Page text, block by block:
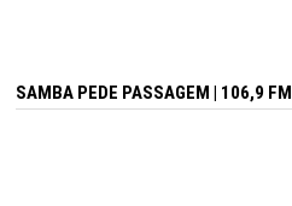
SAMBA PEDE PASSAGEM | 106,9 FM